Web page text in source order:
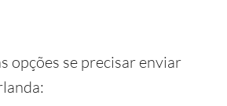
opções se precisar enviar